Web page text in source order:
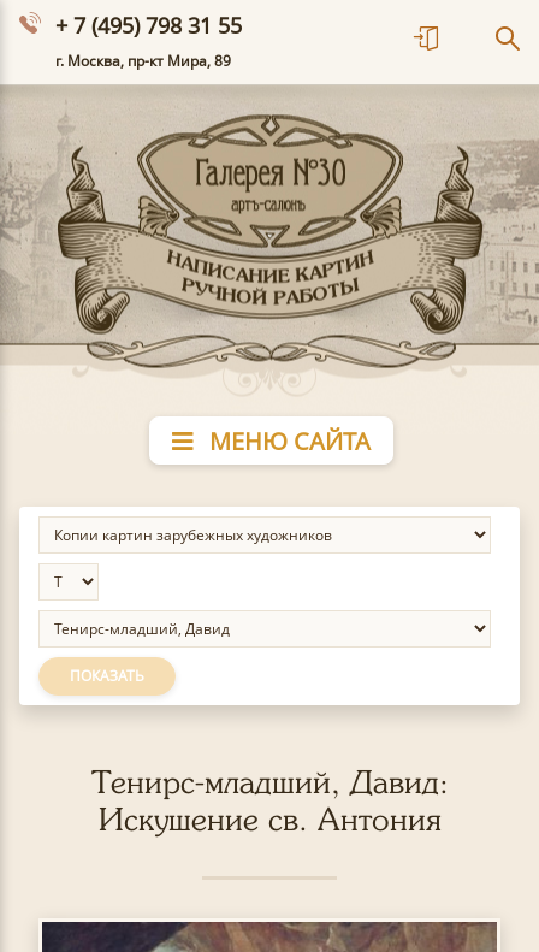
+ 7 (495) 798 31 55
г. Москва, пр-кт Мира, 89
МЕНЮ САЙТА
ПОКАЗАТЬ
Тенирс-младший, Давид:
Искушение св. Антония